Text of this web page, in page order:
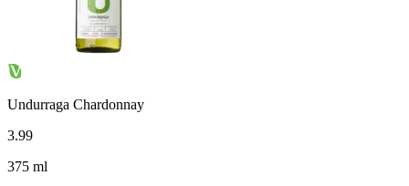
Undurraga Chardonnay
3.99
375 ml